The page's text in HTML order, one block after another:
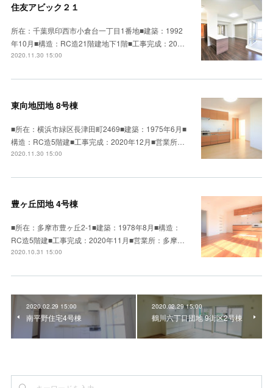
住友アビック２１
所在：千葉県印西市小倉台一丁目1番地■建築：1992
年10月■構造：RC造21階建地下1階■工事完成：20…
2020.11.30 15:00
東向地団地 8号棟
■所在：横浜市緑区長津田町2469■建築：1975年6月■
構造：RC造5階建■工事完成：2020年12月■営業所…
2020.11.30 15:00
豊ヶ丘団地 4号棟
■所在：多摩市豊ヶ丘2-1■建築：1978年8月■構造：
RC造5階建■工事完成：2020年11月■営業所：多摩…
2020.10.31 15:00
2020.02.29 15:00
南平野住宅4号棟
2020.02.29 15:00
鶴川六丁目団地 9街区2号棟